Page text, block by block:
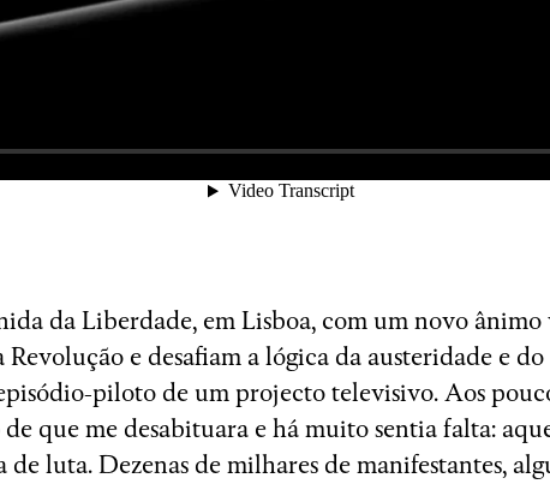
da Liberdade, em Lisboa, com um novo ânimo
e desafiam a lógica da austeridade e
piloto de um projecto televisivo. Aos
que me desabituara e há muito sentia falta:
luta. Dezenas de milhares de manifestantes,